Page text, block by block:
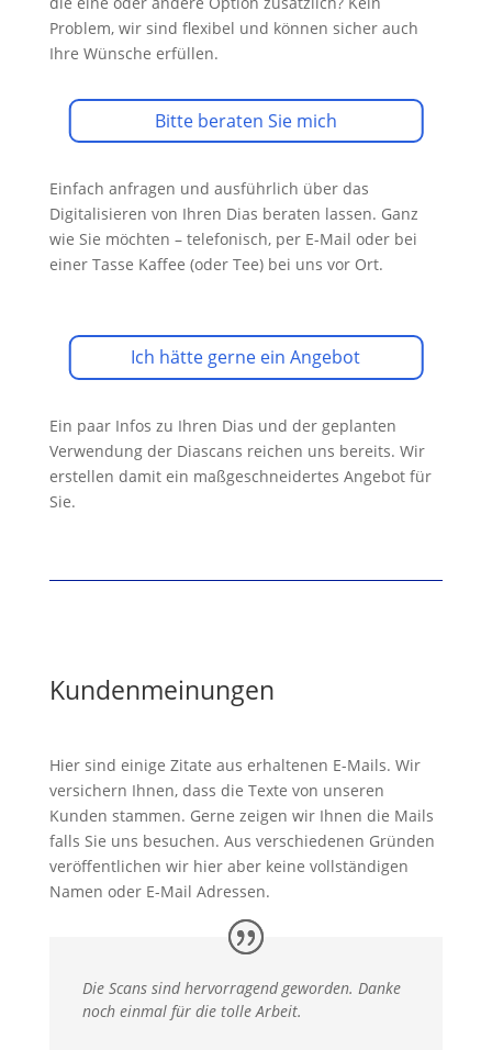
Problem, wir sind flexibel und können sicher auch
Ihre Wünsche erfüllen.
Bitte beraten Sie mich
Einfach anfragen und ausführlich über das
Digitalisieren von Ihren Dias beraten lassen. Ganz
wie Sie möchten – telefonisch, per E-Mail oder bei
einer Tasse Kaffee (oder Tee) bei uns vor Ort.
Ich hätte gerne ein Angebot
Ein paar Infos zu Ihren Dias und der geplanten
Verwendung der Diascans reichen uns bereits. Wir
erstellen damit ein maßgeschneidertes Angebot für
Sie.
Kundenmeinungen
Hier sind einige Zitate aus erhaltenen E-Mails. Wir
versichern Ihnen, dass die Texte von unseren
Kunden stammen. Gerne zeigen wir Ihnen die Mails
falls Sie uns besuchen. Aus verschiedenen Gründen
veröffentlichen wir hier aber keine vollständigen
Namen oder E-Mail Adressen.
Die Scans sind hervorragend geworden. Danke
noch einmal für die tolle Arbeit.